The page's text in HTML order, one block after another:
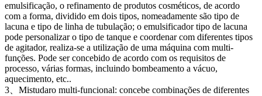
emulsificação, o refinamento de produtos cosméticos, de acordo
com a forma, dividido em dois tipos, nomeadamente são tipo de
lacuna e tipo de linha de tubulação; o emulsificador tipo de lacuna
pode personalizar o tipo de tanque e coordenar com diferentes tipos
de agitador, realiza-se a utilização de uma máquina com multi-
funções. Pode ser concebido de acordo com os requisitos de
processo, várias formas, incluindo bombeamento a vácuo,
aquecimento, etc..
3、Mistudaro multi-funcional: concebe combinações de diferentes